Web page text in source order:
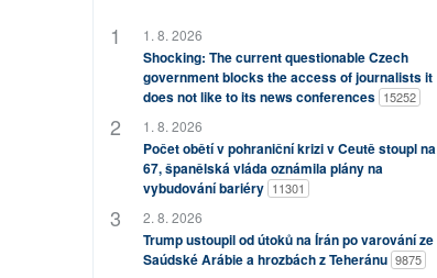
1. 8. 2026
Shocking: The current questionable Czech
government blocks the access of journalists it
does not like to its news conferences 15252
1. 8. 2026
Počet obětí v pohraniční krizi v Ceutě stoupl na
67, španělská vláda oznámila plány na
vybudování bariéry 11301
2. 8. 2026
Trump ustoupil od útoků na Írán po varování ze
Saúdské Arábie a hrozbách z Teheránu 9875